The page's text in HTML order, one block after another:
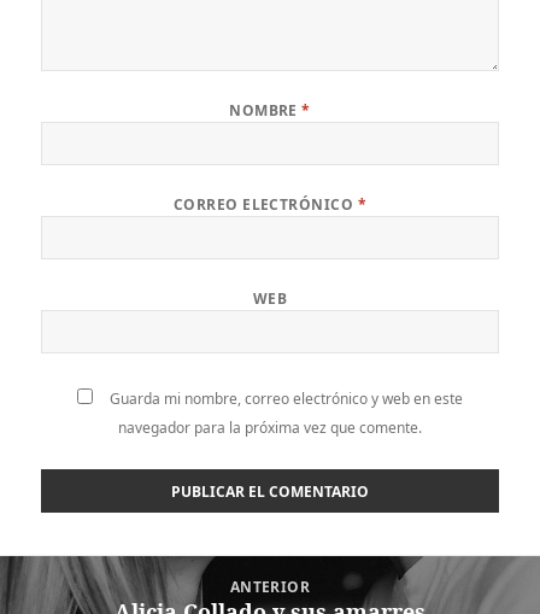
NOMBRE*
CORREO ELECTRÓNICO *
WEB
Guarda mi nombre, correo electrónico y web en este
navegador para la próxima vez que comente.
Navegación
de
ANTERIOR